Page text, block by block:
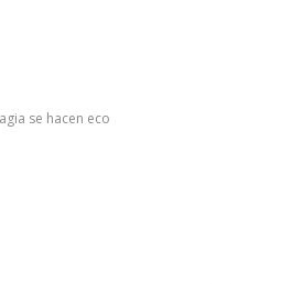
se hacen eco